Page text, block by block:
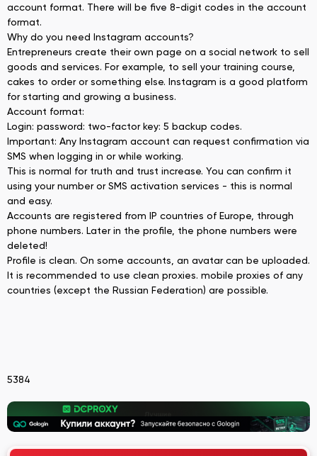
account format. There will be five 8-digit codes in the account
format.
Why do you need Instagram accounts?
Entrepreneurs create their own page on a social network to sell
goods and services. For example, to sell your training course,
cakes to order or something else. Instagram is a good platform
for starting and growing a business.
Account format:
Login: password: two-factor key: 5 backup codes.
Important: Any Instagram account can request confirmation via
SMS when logging in or while working.
This is normal for truth and trust increase. You can confirm it
using your number or SMS activation services - this is normal
and easy.
Accounts are registered from IP countries of Europe, through
phone numbers. Later in the profile, the phone numbers were
deleted!
Profile is clean. On some accounts, an avatar can be uploaded.
It is recommended to use clean proxies. mobile proxies of any
countries (except the Russian Federation) are possible.
5384